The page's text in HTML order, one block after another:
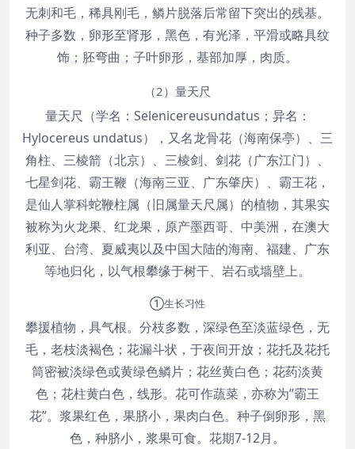
无刺和毛，稀具刚毛，鳞片脱落后常留下突出的残基。
种子多数，卵形至肾形，黑色，有光泽，平滑或略具纹
饰；胚弯曲；子叶卵形，基部加厚，肉质。
（2）量天尺
量天尺（学名：Selenicereusundatus；异名：
Hylocereus undatus），又名龙骨花（海南保亭）、三
角柱、三棱箭（北京）、三棱剑、剑花（广东江门）、
七星剑花、霸王鞭（海南三亚、广东肇庆）、霸王花，
是仙人掌科蛇鞭柱属（旧属量天尺属）的植物，其果实
被称为火龙果、红龙果，原产墨西哥、中美洲，在澳大
利亚、台湾、夏威夷以及中国大陆的海南、福建、广东
等地归化，以气根攀缘于树干、岩石或墙壁上。
①生长习性
攀援植物，具气根。分枝多数，深绿色至淡蓝绿色，无
毛，老枝淡褐色；花漏斗状，于夜间开放；花托及花托
筒密被淡绿色或黄绿色鳞片；花丝黄白色；花药淡黄
色；花柱黄白色，线形。花可作蔬菜，亦称为”霸王
花”。浆果红色，果脐小，果肉白色。种子倒卵形，黑
色，种脐小，浆果可食。花期7-12月。